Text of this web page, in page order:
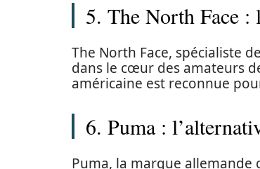
5. The North Face :
The North Face, spécialiste
dans le cœur des amateurs
américaine est reconnue
6. Puma :
Puma, la marque allemande